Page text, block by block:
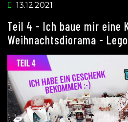
13.12.2021
Teil 4 - Ich baue mir eine
Weihnachtsdiorama -